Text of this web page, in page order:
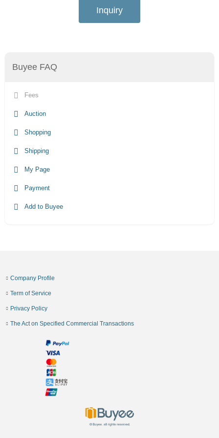
Buyee FAQ
Fees
Auction
Shopping
Shipping
My Page
Payment
Add to Buyee
Inquiry
Company Profile
Term of Service
Privacy Policy
The Act on Specified Commercial Transactions